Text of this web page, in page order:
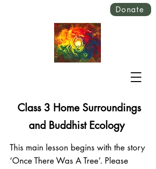
Donate
Class 3 Home Surroundings
and Buddhist Ecology
This main lesson begins with the story
‘Once There Was A Tree’. Please